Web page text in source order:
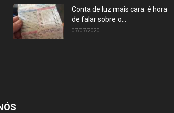
Conta de luz mais cara: é hora
de falar sobre o...
07/07/2020